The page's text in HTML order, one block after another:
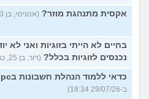
אקסית מתנהגת מוזר? (אנונימי, בן 33, כתב ב-03/08/26 15:14)
בחיים לא הייתי בזוגיות ואני לא
נכנסים לזוגיות בכלל? (דור, בן 25, כתב ב-29/07/26 18:43)
כדאי ללמוד הנהלת חשבונות בipc?
ב-29/07/26 18:34)